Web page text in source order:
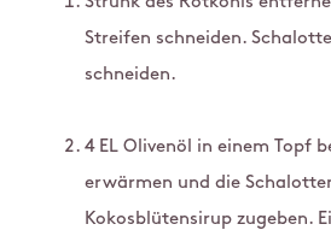
Streifen schneiden.
schneiden.
4 EL Olivenöl in einem Topf
erwärmen und die
Kokosblütensirup zugeben.